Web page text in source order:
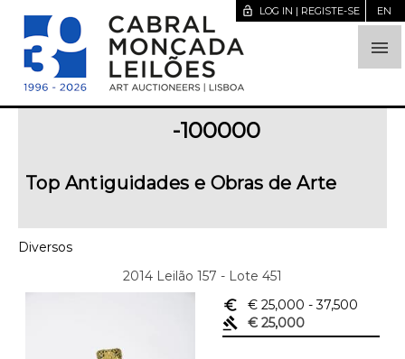

lock_open LOG IN | REGISTE-SE EN
-100000
Top Antiguidades e Obras de Arte
Diversos
2014 Leilão 157 - Lote 451
euro_symbol
€ 25,000 - 37,500
gavel
€ 25,000